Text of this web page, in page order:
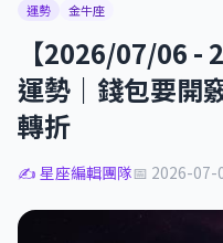
運勢 金牛座
【2026/07/06 -
運勢｜錢包要開
轉折
✍️ 星座編輯團隊📅 2026-07-